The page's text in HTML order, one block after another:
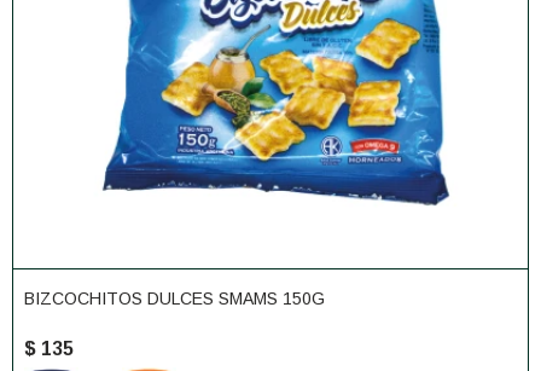
BIZCOCHITOS DULCES SMAMS 150G
$ 135